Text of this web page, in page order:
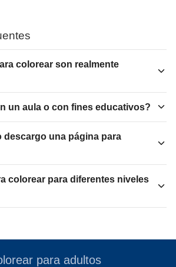
colorear son realmente
un aula o con fines educativos?
descargo una página para
colorear para diferentes niveles
para adultos